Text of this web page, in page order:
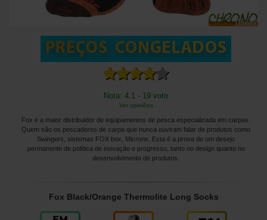
Nota: 4.1 - 19 voto
Ver opiniões
Fox é a maior distribuidor de equipamentos de pesca especializada em carpas.
Quem são os pescadores de carpa que nunca ouviram falar de produtos como
Swingers, sistemas FOX box, Microns. Esta é a prova de um desejo
permanente de política de inovação e progresso, tanto no design quanto no
desenvolvimento de produtos.
Fox Black/Orange Thermolite Long Socks